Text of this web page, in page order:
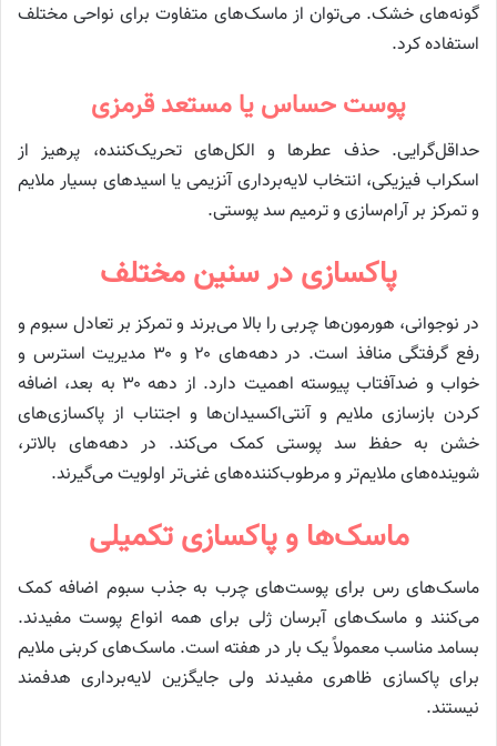
گونه‌های خشک. می‌توان از ماسک‌های متفاوت برای نواحی مختلف
استفاده کرد.
پوست حساس یا مستعد قرمزی
حداقل‌گرایی. حذف عطرها و الکل‌های تحریک‌کننده، پرهیز از
اسکراب فیزیکی، انتخاب لایه‌برداری آنزیمی یا اسیدهای بسیار ملایم
و تمرکز بر آرام‌سازی و ترمیم سد پوستی.
پاکسازی در سنین مختلف
در نوجوانی، هورمون‌ها چربی را بالا می‌برند و تمرکز بر تعادل سبوم و
رفع گرفتگی منافذ است. در دهه‌های ۲۰ و ۳۰ مدیریت استرس و
خواب و ضدآفتاب پیوسته اهمیت دارد. از دهه ۳۰ به بعد، اضافه
کردن بازسازی ملایم و آنتی‌اکسیدان‌ها و اجتناب از پاکسازی‌های
خشن به حفظ سد پوستی کمک می‌کند. در دهه‌های بالاتر،
شوینده‌های ملایم‌تر و مرطوب‌کننده‌های غنی‌تر اولویت می‌گیرند.
ماسک‌ها و پاکسازی تکمیلی
ماسک‌های رس برای پوست‌های چرب به جذب سبوم اضافه کمک
می‌کنند و ماسک‌های آبرسان ژلی برای همه انواع پوست مفیدند.
بسامد مناسب معمولاً یک بار در هفته است. ماسک‌های کربنی ملایم
برای پاکسازی ظاهری مفیدند ولی جایگزین لایه‌برداری هدفمند
نیستند.